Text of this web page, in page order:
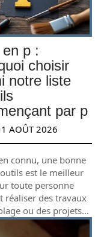
p :
choisir
notre liste
par p
1 AOÛT 2026
connu, une bonne
est le meilleur
toute personne
réaliser des travaux
ou des projets…